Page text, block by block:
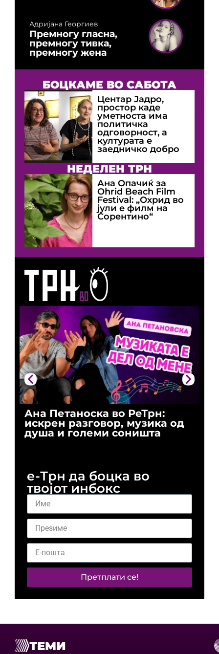
Ана Петаноска во РеТрн:
искрен разговор, музика од
душа и големи соништа
Адријана Георгиев
Премногу гласна,
премногу тивка,
премногу жена
БОЦКАМЕ ВО САБОТА
Центар Јадро,
простор каде
уметноста има
политичка
одговорност, а
културата е
заедничко добро
НЕДЕЛЕН ТРН
Ана Опачиќ за
Оhrid Beach Film
Festival: „Охрид во
јули е филм на
Сорентино“
е-Трн да боцка во
твојот инбокс
Претплати се!
ТЕМИ